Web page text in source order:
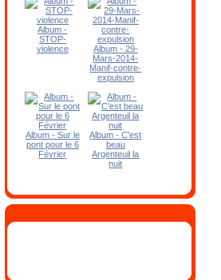
Album -
STOP-
violence
Album - 29-
Mars-2014-
Manif-contre-
expulsion
Album - Sur le
pont pour le 6
Février
Album - C'est
beau
Argenteuil la
nuit